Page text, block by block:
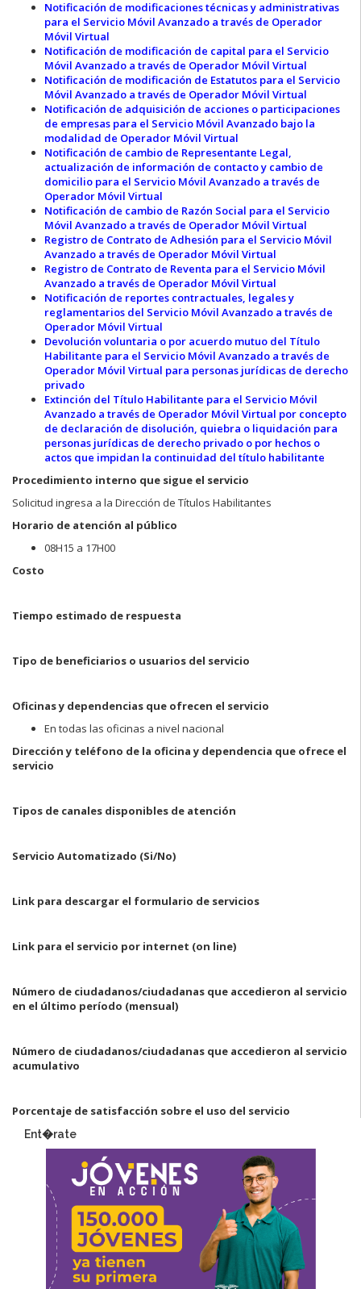
Notificación de modificaciones técnicas y administrativas
para el Servicio Móvil Avanzado a través de Operador
Móvil Virtual
Notificación de modificación de capital para el Servicio
Móvil Avanzado a través de Operador Móvil Virtual
Notificación de modificación de Estatutos para el Servicio
Móvil Avanzado a través de Operador Móvil Virtual
Notificación de adquisición de acciones o participaciones
de empresas para el Servicio Móvil Avanzado bajo la
modalidad de Operador Móvil Virtual
Notificación de cambio de Representante Legal,
actualización de información de contacto y cambio de
domicilio para el Servicio Móvil Avanzado a través de
Operador Móvil Virtual
Notificación de cambio de Razón Social para el Servicio
Móvil Avanzado a través de Operador Móvil Virtual
Registro de Contrato de Adhesión para el Servicio Móvil
Avanzado a través de Operador Móvil Virtual
Registro de Contrato de Reventa para el Servicio Móvil
Avanzado a través de Operador Móvil Virtual
Notificación de reportes contractuales, legales y
reglamentarios del Servicio Móvil Avanzado a través de
Operador Móvil Virtual
Devolución voluntaria o por acuerdo mutuo del Título
Habilitante para el Servicio Móvil Avanzado a través de
Operador Móvil Virtual para personas jurídicas de derecho
privado
Extinción del Título Habilitante para el Servicio Móvil
Avanzado a través de Operador Móvil Virtual por concepto
de declaración de disolución, quiebra o liquidación para
personas jurídicas de derecho privado o por hechos o
actos que impidan la continuidad del título habilitante
Procedimiento interno que sigue el servicio
Solicitud ingresa a la Dirección de Títulos Habilitantes
Horario de atención al público
08H15 a 17H00
Costo
Tiempo estimado de respuesta
Tipo de beneficiarios o usuarios del servicio
Oficinas y dependencias que ofrecen el servicio
En todas las oficinas a nivel nacional
Dirección y teléfono de la oficina y dependencia que ofrece el
servicio
Tipos de canales disponibles de atención
Servicio Automatizado (Si/No)
Link para descargar el formulario de servicios
Link para el servicio por internet (on line)
Número de ciudadanos/ciudadanas que accedieron al servicio
en el último período (mensual)
Número de ciudadanos/ciudadanas que accedieron al servicio
acumulativo
Porcentaje de satisfacción sobre el uso del servicio
Ent�rate